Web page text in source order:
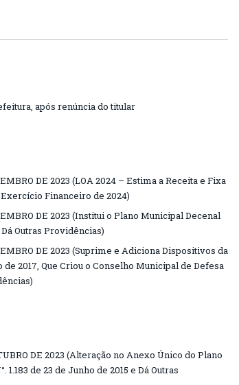
após renúncia do titular
DE 2023 (LOA 2024 – Estima a Receita e Fixa
Financeiro de 2024)
DE 2023 (Institui o Plano Municipal Decenal
Outras Providências)
DE 2023 (Suprime e Adiciona Dispositivos da
2017, Que Criou o Conselho Municipal de Defesa
DE 2023 (Alteração no Anexo Único do Plano
de 23 de Junho de 2015 e Dá Outras